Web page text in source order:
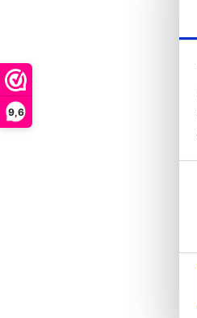
9,6